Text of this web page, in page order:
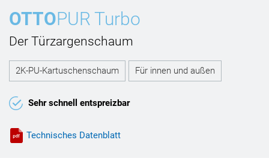
OTTOPUR Turbo
Der Türzargenschaum
2K-PU-Kartuschenschaum Für innen und außen
Sehr schnell entspreizbar
Technisches Datenblatt